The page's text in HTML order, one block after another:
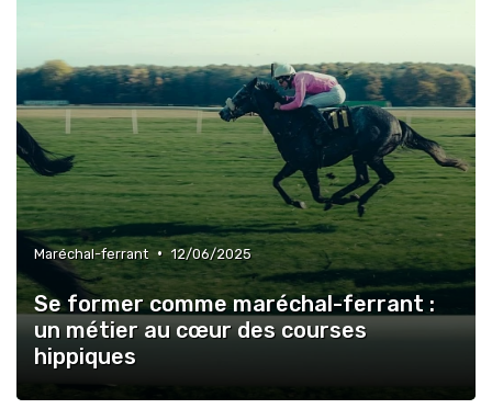
Maréchal-ferrant • 12/06/2025
Se former comme maréchal-ferrant :
un métier au cœur des courses
hippiques